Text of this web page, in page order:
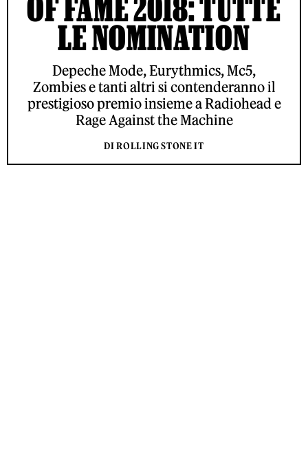
OF FAME 2018: TUTTE
LE NOMINATION
Depeche Mode, Eurythmics, Mc5,
Zombies e tanti altri si contenderanno il
prestigioso premio insieme a Radiohead e
Rage Against the Machine
DI ROLLING STONE IT